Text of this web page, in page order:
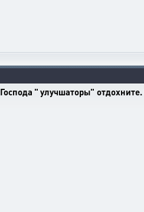
Господа " улучшаторы" отдохните.